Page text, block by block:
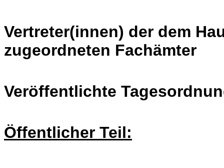
Vertreter(innen) der dem
zugeordneten Fachämter
Veröffentlichte
Öffentlicher Teil: